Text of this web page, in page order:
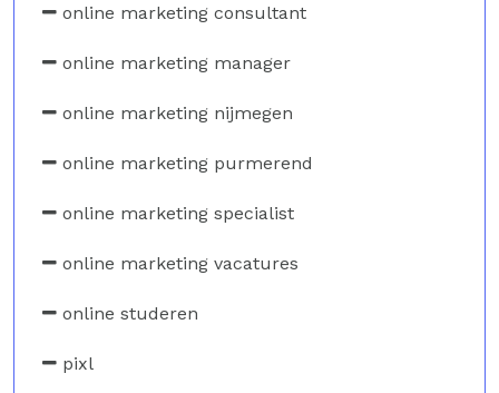
online marketing consultant
online marketing manager
online marketing nijmegen
online marketing purmerend
online marketing specialist
online marketing vacatures
online studeren
pixl